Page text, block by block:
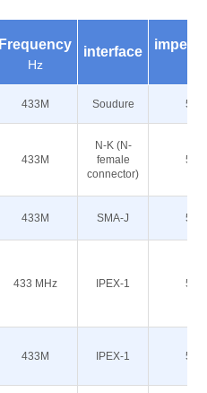
Frequency
Hz
interface
433M Soudure 50
433M
N-K (N-
female
connector)
50
433M SMA-J 50
433 MHz IPEX-1 50
433M IPEX-1 50